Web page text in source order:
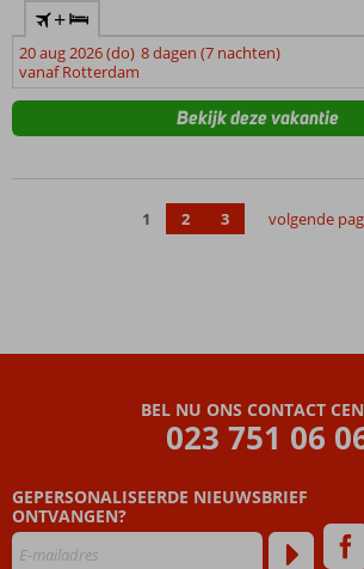
+
20 aug 2026 (do) 8 dagen (7 nachten)
vanaf Rotterdam
Bekijk deze vakantie
1 2 3 volgende
BEL NU ONS CONTACT
023 751 06
GEPERSONALISEERDE NIEUWSBRIEF
ONTVANGEN?